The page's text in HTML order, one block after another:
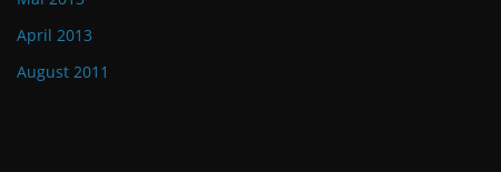
April 2013
August 2011